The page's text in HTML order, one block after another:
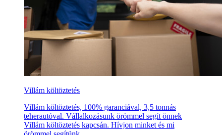
Villám költöztetés
Villám költöztetés, 100% garanciával, 3,5 tonnás
teherautóval. Vállalkozásunk örömmel segít önnek
Villám költöztetés kapcsán. Hívjon minket és mi